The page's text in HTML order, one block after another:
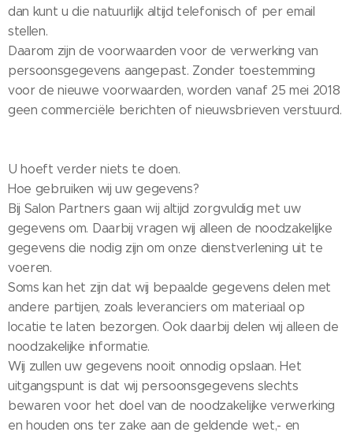
dan kunt u die natuurlijk altijd telefonisch of per email
stellen.
Daarom zijn de voorwaarden voor de verwerking van
persoonsgegevens aangepast. Zonder toestemming
voor de nieuwe voorwaarden, worden vanaf 25 mei 2018
geen commerciële berichten of nieuwsbrieven verstuurd.
U hoeft verder niets te doen.
Hoe gebruiken wij uw gegevens?
Bij Salon Partners gaan wij altijd zorgvuldig met uw
gegevens om. Daarbij vragen wij alleen de noodzakelijke
gegevens die nodig zijn om onze dienstverlening uit te
voeren.
Soms kan het zijn dat wij bepaalde gegevens delen met
andere partijen, zoals leveranciers om materiaal op
locatie te laten bezorgen. Ook daarbij delen wij alleen de
noodzakelijke informatie.
Wij zullen uw gegevens nooit onnodig opslaan. Het
uitgangspunt is dat wij persoonsgegevens slechts
bewaren voor het doel van de noodzakelijke verwerking
en houden ons ter zake aan de geldende wet,- en